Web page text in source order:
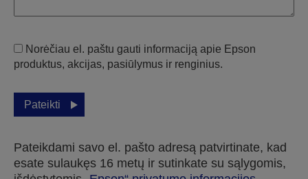
Norėčiau el. paštu gauti informaciją apie Epson
produktus, akcijas, pasiūlymus ir renginius.
Pateikti
Pateikdami savo el. pašto adresą patvirtinate, kad
esate sulaukęs 16 metų ir sutinkate su sąlygomis,